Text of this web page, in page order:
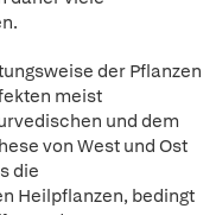
der Pflanzen
meist
und dem
von West und Ost
die
Heilpflanzen, bedingt